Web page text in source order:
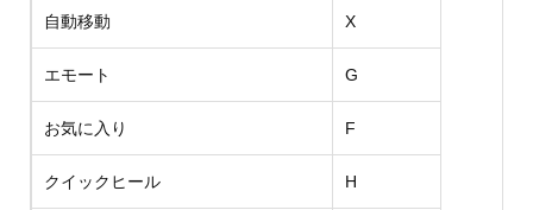
自動移動 X
エモート G
お気に入り F
クイックヒール H